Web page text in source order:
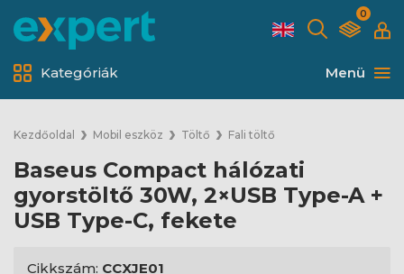
0
Menü
Kategóriák
Kezdőoldal Mobil eszköz Töltő Fali töltő
Baseus Compact hálózati
gyorstöltő 30W, 2×USB Type-A +
USB Type-C, fekete
Cikkszám: CCXJE01